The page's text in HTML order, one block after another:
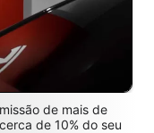
de mais de
de 10% do seu